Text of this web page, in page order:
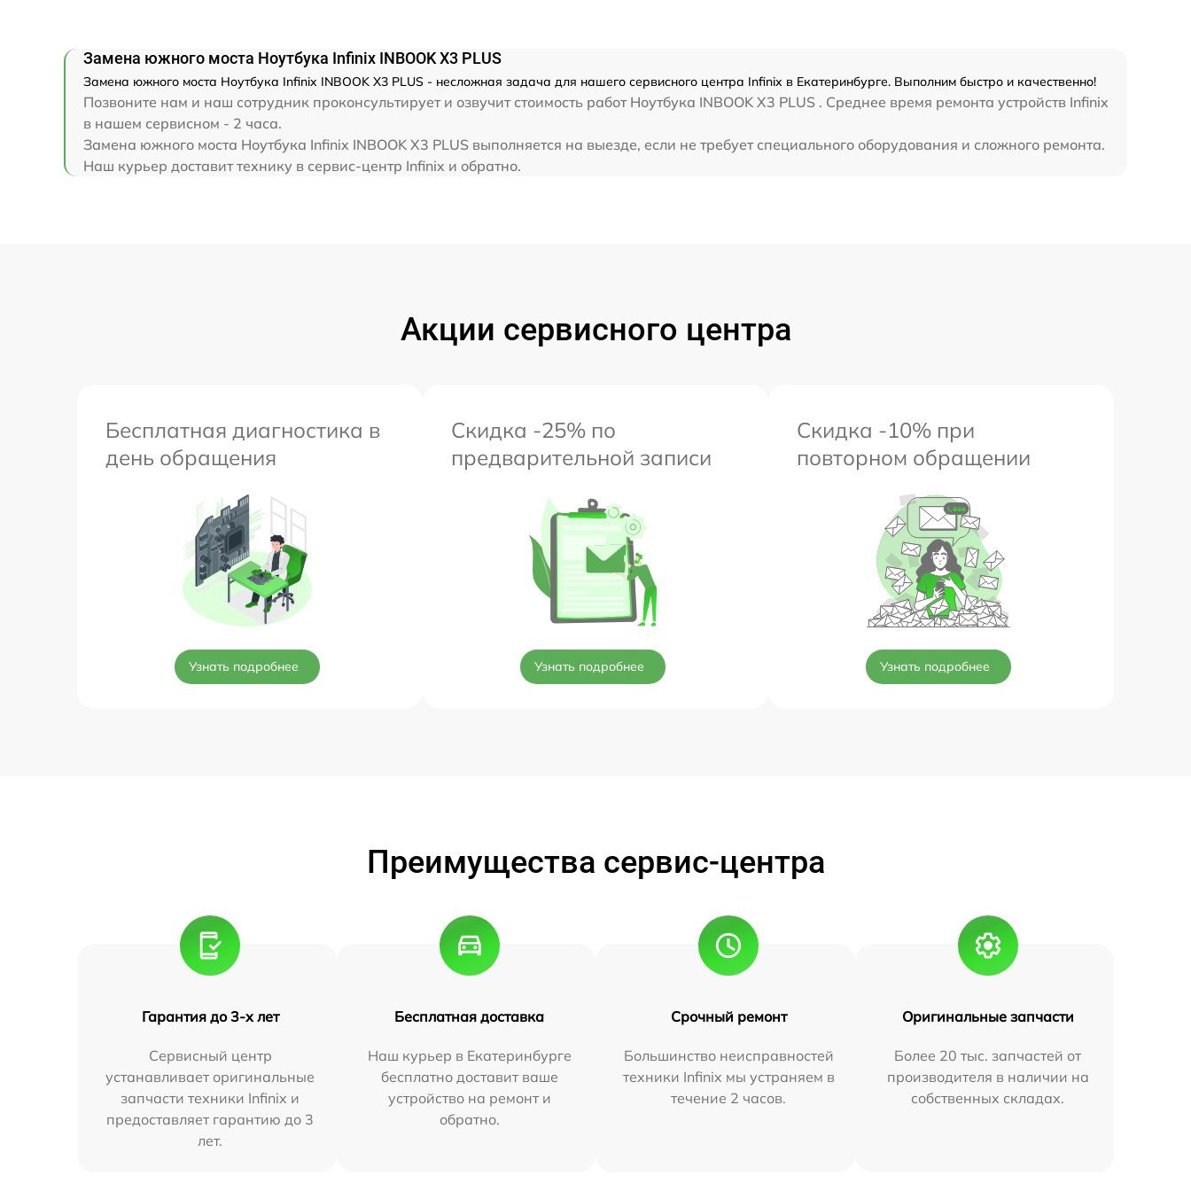
Замена корпуса
Замена тачпада
Увеличение оперативной памяти
Замена южного моста Ноутбука Infinix INBOOK X3 PLUS
Замена южного моста Ноутбука Infinix INBOOK X3 PLUS - несложная задача для нашего сервисного центра Infinix в Екатеринбурге. Выполним быстро и качественно!
Позвоните нам и наш сотрудник проконсультирует и озвучит стоимость работ Ноутбука INBOOK X3 PLUS . Среднее время ремонта устройств Infinix
в нашем сервисном - 2 часа.
Замена южного моста Ноутбука Infinix INBOOK X3 PLUS выполняется на выезде, если не требует специального оборудования и сложного ремонта.
Наш курьер доставит технику в сервис-центр Infinix и обратно.
Акции сервисного центра
Бесплатная диагностика в
день обращения
Узнать подробнее
Скидка -25% по
предварительной записи
Узнать подробнее
Скидка -10% при
повторном обращении
Узнать подробнее
Преимущества сервис-центра
Гарантия до 3-х лет
Сервисный центр
устанавливает оригинальные
запчасти техники Infinix и
предоставляет гарантию до 3
лет.
Бесплатная доставка
Наш курьер в Екатеринбурге
бесплатно доставит ваше
устройство на ремонт и
обратно.
Срочный ремонт
Большинство неисправностей
техники Infinix мы устраняем в
течение 2 часов.
Оригинальные запчасти
Более 20 тыс. запчастей от
производителя в наличии на
собственных складах.